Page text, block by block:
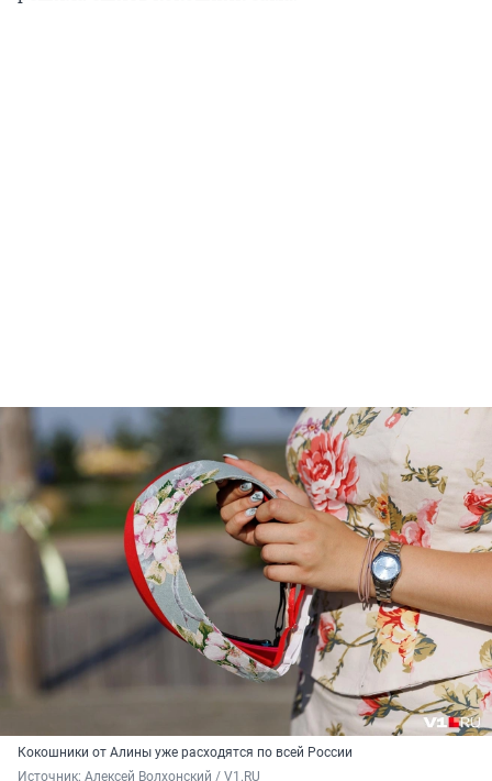
Кокошники от Алины уже расходятся по всей России
Источник: Алексей Волхонский / V1.RU